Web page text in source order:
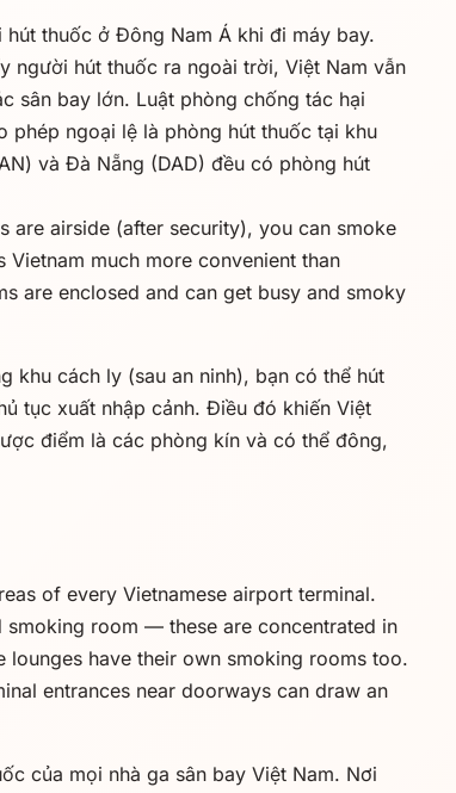
thuốc ở Đông Nam Á khi đi máy bay.
người hút thuốc ra ngoài trời, Việt Nam vẫn
sân bay lớn. Luật phòng chống tác hại
phép ngoại lệ là phòng hút thuốc tại khu
và Đà Nẵng (DAD) đều có phòng hút
are airside (after security), you can smoke
much more convenient than
are enclosed and can get busy and smoky
khu cách ly (sau an ninh), bạn có thể hút
tục xuất nhập cảnh. Điều đó khiến Việt
điểm là các phòng kín và có thể đông,
of every Vietnamese airport terminal.
room — these are concentrated in
lounges have their own smoking rooms too.
entrances near doorways can draw an
của mọi nhà ga sân bay Việt Nam. Nơi